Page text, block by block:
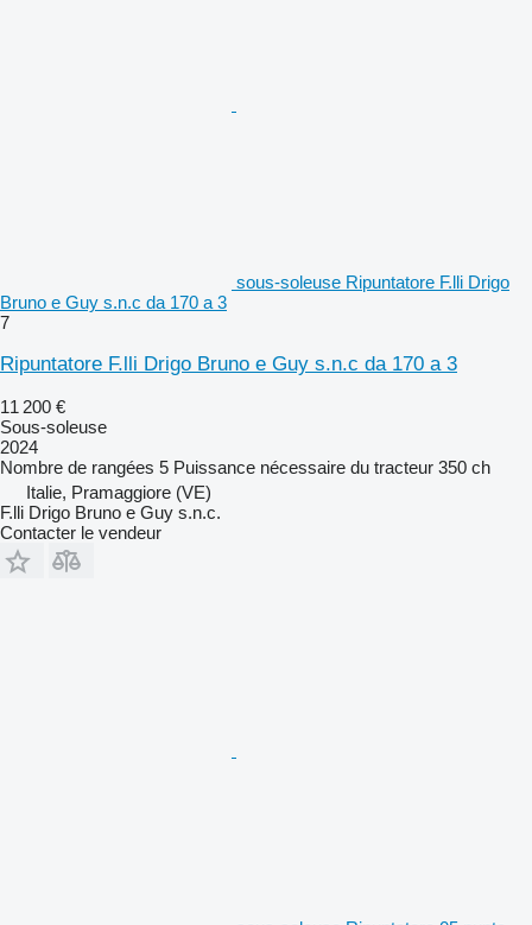
sous-soleuse Ripuntatore F.lli Drigo
Bruno e Guy s.n.c da 170 a 3
7
Ripuntatore F.lli Drigo Bruno e Guy s.n.c da 170 a 3
11 200 €
Sous-soleuse
2024
Nombre de rangées 5 Puissance nécessaire du tracteur 350 ch
Italie, Pramaggiore (VE)
F.lli Drigo Bruno e Guy s.n.c.
Contacter le vendeur